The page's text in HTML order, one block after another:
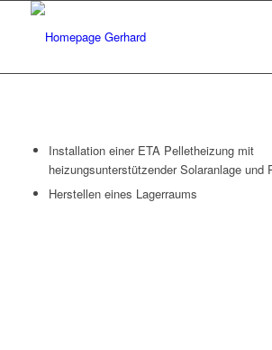
Installation einer ETA Pelletheizung mit
heizungsunterstützender Solaranlage und
Herstellen eines Lagerraums